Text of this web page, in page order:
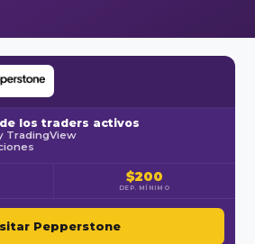
los traders activos
TradingView
$200
DEP. MÍNIMO
Pepperstone